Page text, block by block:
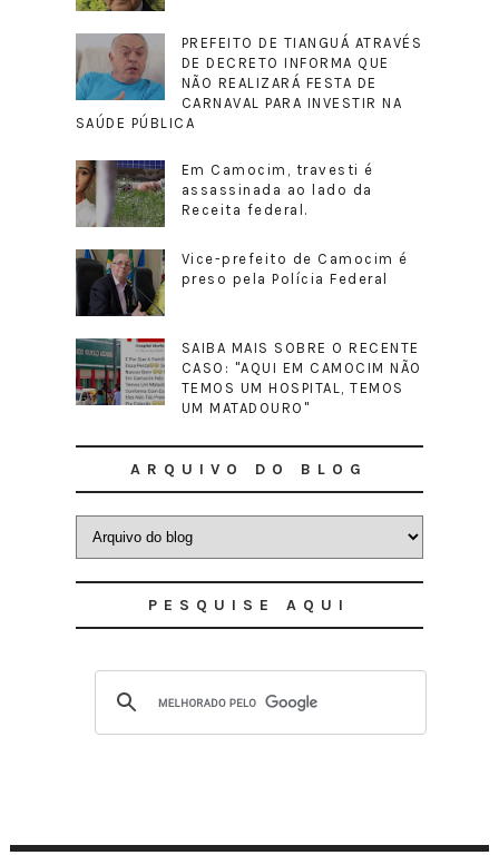
PREFEITO DE TIANGUÁ ATRAVÉS
DE DECRETO INFORMA QUE
NÃO REALIZARÁ FESTA DE
CARNAVAL PARA INVESTIR NA
SAÚDE PÚBLICA
Em Camocim, travesti é
assassinada ao lado da
Receita federal.
Vice-prefeito de Camocim é
preso pela Polícia Federal
SAIBA MAIS SOBRE O RECENTE
CASO: "AQUI EM CAMOCIM NÃO
TEMOS UM HOSPITAL, TEMOS
UM MATADOURO"
ARQUIVO DO BLOG
PESQUISE AQUI